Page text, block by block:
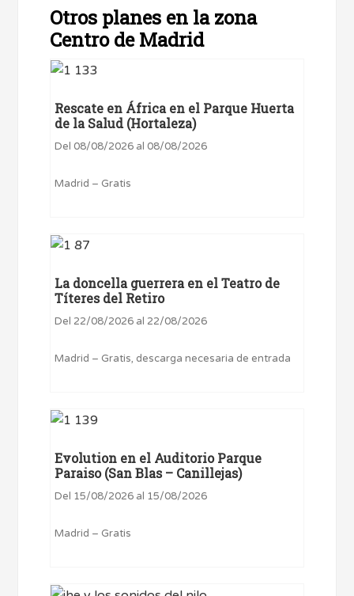
Otros planes en la zona
Centro de Madrid
Rescate en África en el Parque Huerta
de la Salud (Hortaleza)
Del 08/08/2026 al 08/08/2026
Madrid – Gratis
La doncella guerrera en el Teatro de
Títeres del Retiro
Del 22/08/2026 al 22/08/2026
Madrid – Gratis, descarga necesaria de entrada
Evolution en el Auditorio Parque
Paraiso (San Blas – Canillejas)
Del 15/08/2026 al 15/08/2026
Madrid – Gratis